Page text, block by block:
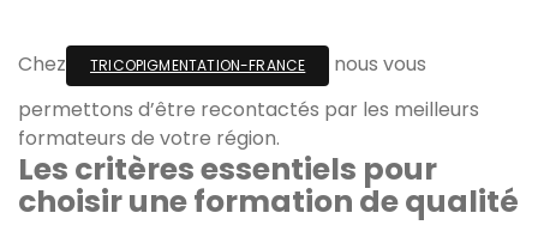
Chez TRICOPIGMENTATION-FRANCE
nous vous
permettons d’être recontactés par les meilleurs
formateurs de votre région.
Les critères essentiels pour
choisir une formation de qualité